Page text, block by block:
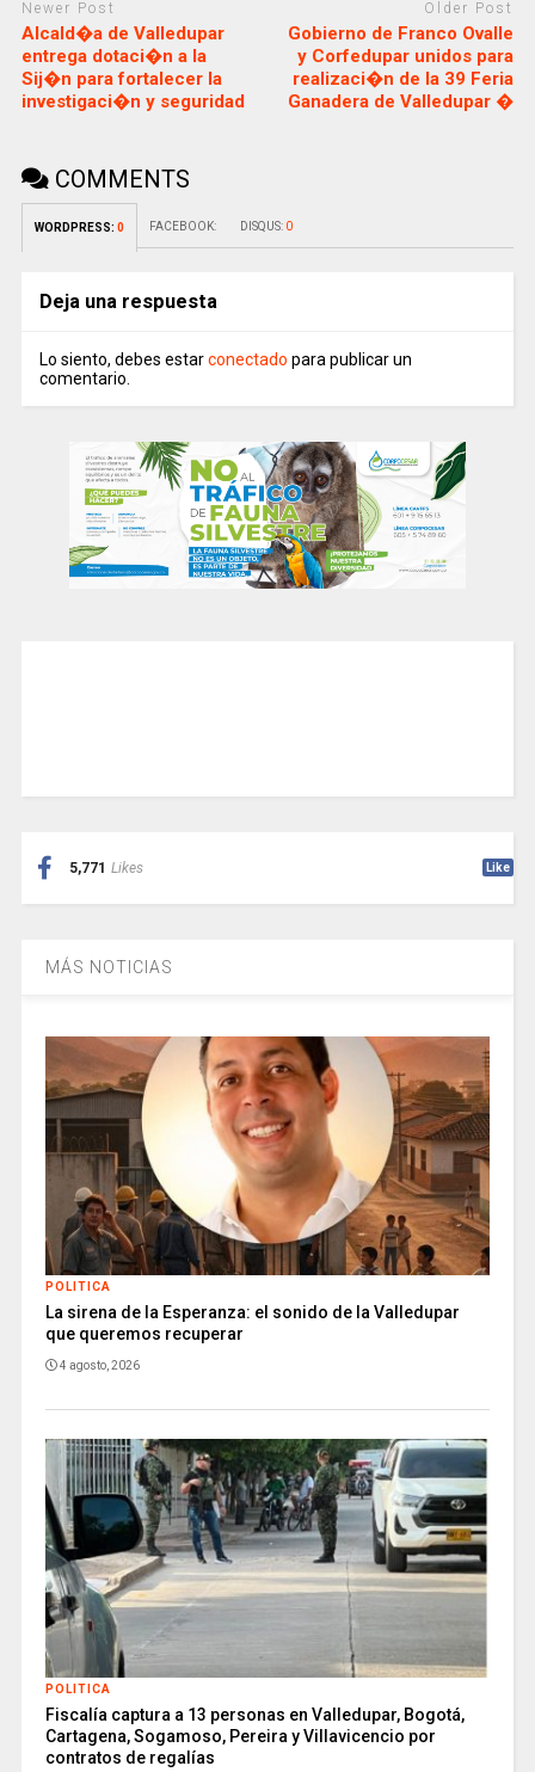
Newer Post
Alcald�a de Valledupar
entrega dotaci�n a la
Sij�n para fortalecer la
investigaci�n y seguridad
Older Post
Gobierno de Franco Ovalle
y Corfedupar unidos para
realizaci�n de la 39 Feria
Ganadera de Valledupar �
COMMENTS
WORDPRESS: 0 FACEBOOK: DISQUS: 0
Deja una respuesta
Lo siento, debes estarconectado para publicar un
comentario.
5,771 Likes Like
MÁS NOTICIAS
POLITICA
La sirena de la Esperanza: el sonido de la Valledupar
que queremos recuperar
4 agosto, 2026
POLITICA
Fiscalía captura a 13 personas en Valledupar, Bogotá,
Cartagena, Sogamoso, Pereira y Villavicencio por
contratos de regalías